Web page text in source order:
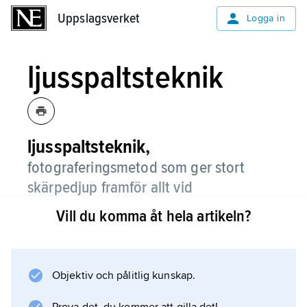
Uppslagsverket Logga in
ljusspaltsteknik
ljusspaltsteknik,
fotograferingsmetod som ger stort
skärpedjup framför allt vid
makrofotografering.
tredimensionellt föremål blir helt skarpt. Med
Vill du komma åt hela artikeln?
Objektiv och pålitlig kunskap.